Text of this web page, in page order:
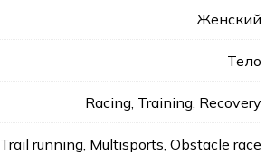
Женский
Тело
Racing, Training, Recovery
Trail running, Multisports, Obstacle race